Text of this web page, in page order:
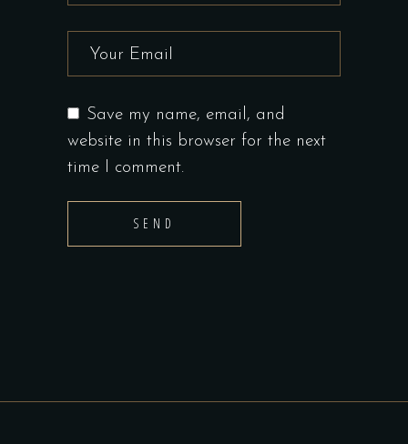
Save my name, email, and
website in this browser for the next
time I comment.
SEND